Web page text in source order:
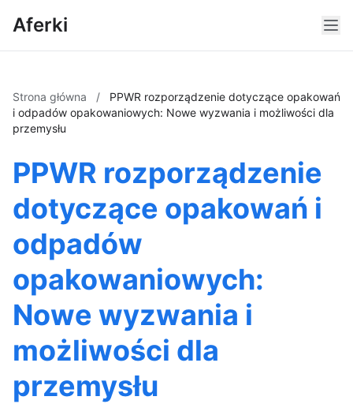
Aferki
Strona główna /
PPWR rozporządzenie dotyczące opakowań
i odpadów opakowaniowych: Nowe wyzwania i możliwości dla
przemysłu
PPWR rozporządzenie
dotyczące opakowań i
odpadów
opakowaniowych:
Nowe wyzwania i
możliwości dla
przemysłu